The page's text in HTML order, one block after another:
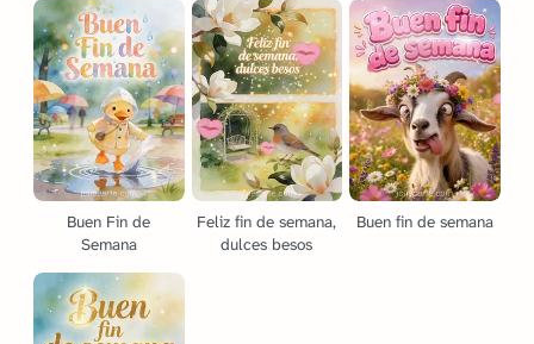
Buen Fin de
Semana
Feliz fin de semana,
dulces besos
Buen fin de semana